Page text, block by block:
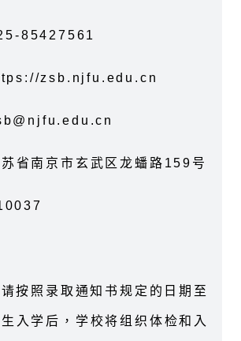
85427561
zsb.njfu.edu.cn
省南京市玄武区龙蟠路 159 号
按照录取通知书规定的日期至
入学后，学校将组织体检和入